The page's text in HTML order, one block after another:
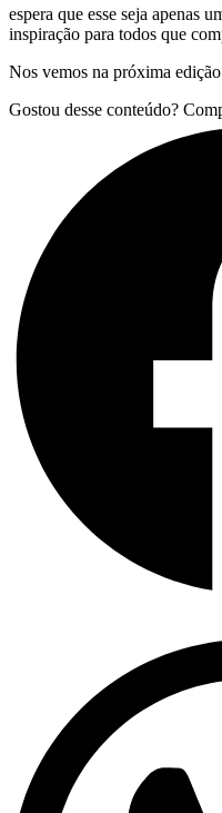
espera que esse seja apenas
inspiração para todos que
Nos vemos na próxima
Gostou desse conteúdo?